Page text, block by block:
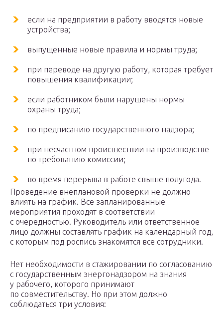
если на предприятии в работу вводятся новые
устройства;
выпущенные новые правила и нормы труда;
при переводе на другую работу, которая требует
повышения квалификации;
если работником были нарушены нормы
охраны труда;
по предписанию государственного надзора;
при несчастном происшествии на производстве
по требованию комиссии;
во время перерыва в работе свыше полугода.
Проведение внеплановой проверки не должно
влиять на график. Все запланированные
мероприятия проходят в соответствии
с очередностью. Руководитель или ответственное
лицо должны составлять график на календарный год,
с которым под роспись знакомятся все сотрудники.
Нет необходимости в стажировании по согласованию
с государственным энергонадзором на знания
у рабочего, которого принимают
по совместительству. Но при этом должно
соблюдаться три условия: